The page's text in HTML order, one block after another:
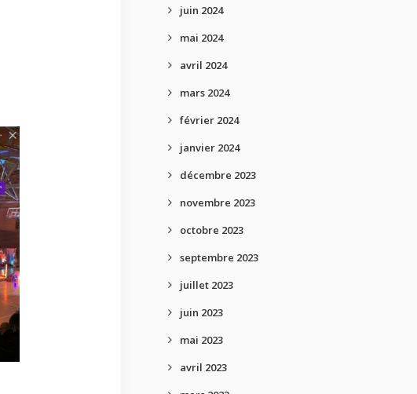
juin 2024
mai 2024
avril 2024
mars 2024
février 2024
janvier 2024
décembre 2023
novembre 2023
octobre 2023
septembre 2023
juillet 2023
juin 2023
mai 2023
avril 2023